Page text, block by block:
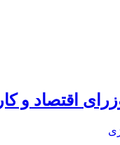
اقتصاد و کار